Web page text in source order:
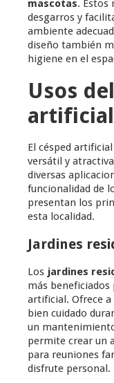
mascotas. Estos
desgarros y
ambiente
diseño también
higiene en el
Usos
artificial
El césped
versátil y
diversas
funcionalidad de
presentan los
esta localidad.
Jardines
Los jardines
más
artificial. Ofrece
bien cuidado
un
permite crear un
para reuniones
disfrute personal.